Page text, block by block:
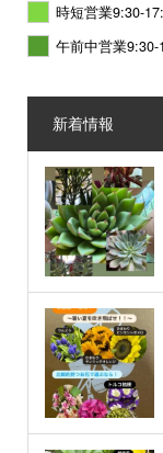
時短営業9:30-
午前中営業9:30-
新着情報